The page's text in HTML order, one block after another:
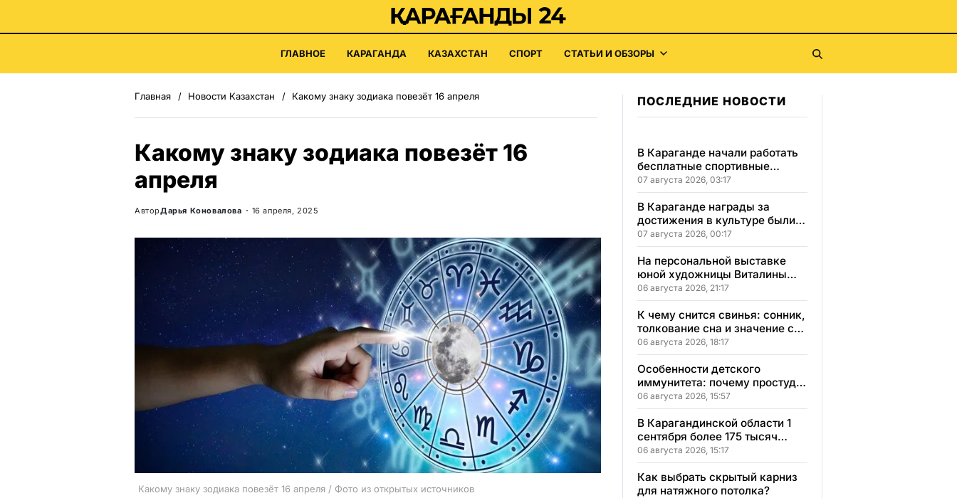
ГЛАВНОЕ КАРАГАНДА КАЗАХСТАН СПОРТ СТАТЬИ И ОБЗОРЫ
Главная Новости Казахстан Какому знаку зодиака повезёт 16 апреля
Какому знаку зодиака повезёт 16
апреля
АвторДарья Коновалова 16 апреля, 2025
Какому знаку зодиака повезёт 16 апреля / Фото из открытых источников
ПОСЛЕДНИЕ НОВОСТИ
В Караганде начали работать
бесплатные спортивные
секции для детей с
инвалидностью
07 августа 2026, 03:17
В Караганде награды за
достижения в культуре были
вручены 5 лауреатам
07 августа 2026, 00:17
На персональной выставке
юной художницы Виталины
представлено 156 работ
06 августа 2026, 21:17
К чему снится свинья: сонник,
толкование сна и значение сна
для вашей жизни
06 августа 2026, 18:17
Особенности детского
иммунитета: почему простуды
у детей протекают иначе и как
правильно им помогать
06 августа 2026, 15:57
В Карагандинской области 1
сентября более 175 тысяч
школьников начнут учебный
год
06 августа 2026, 15:17
Как выбрать скрытый карниз
для натяжного потолка?